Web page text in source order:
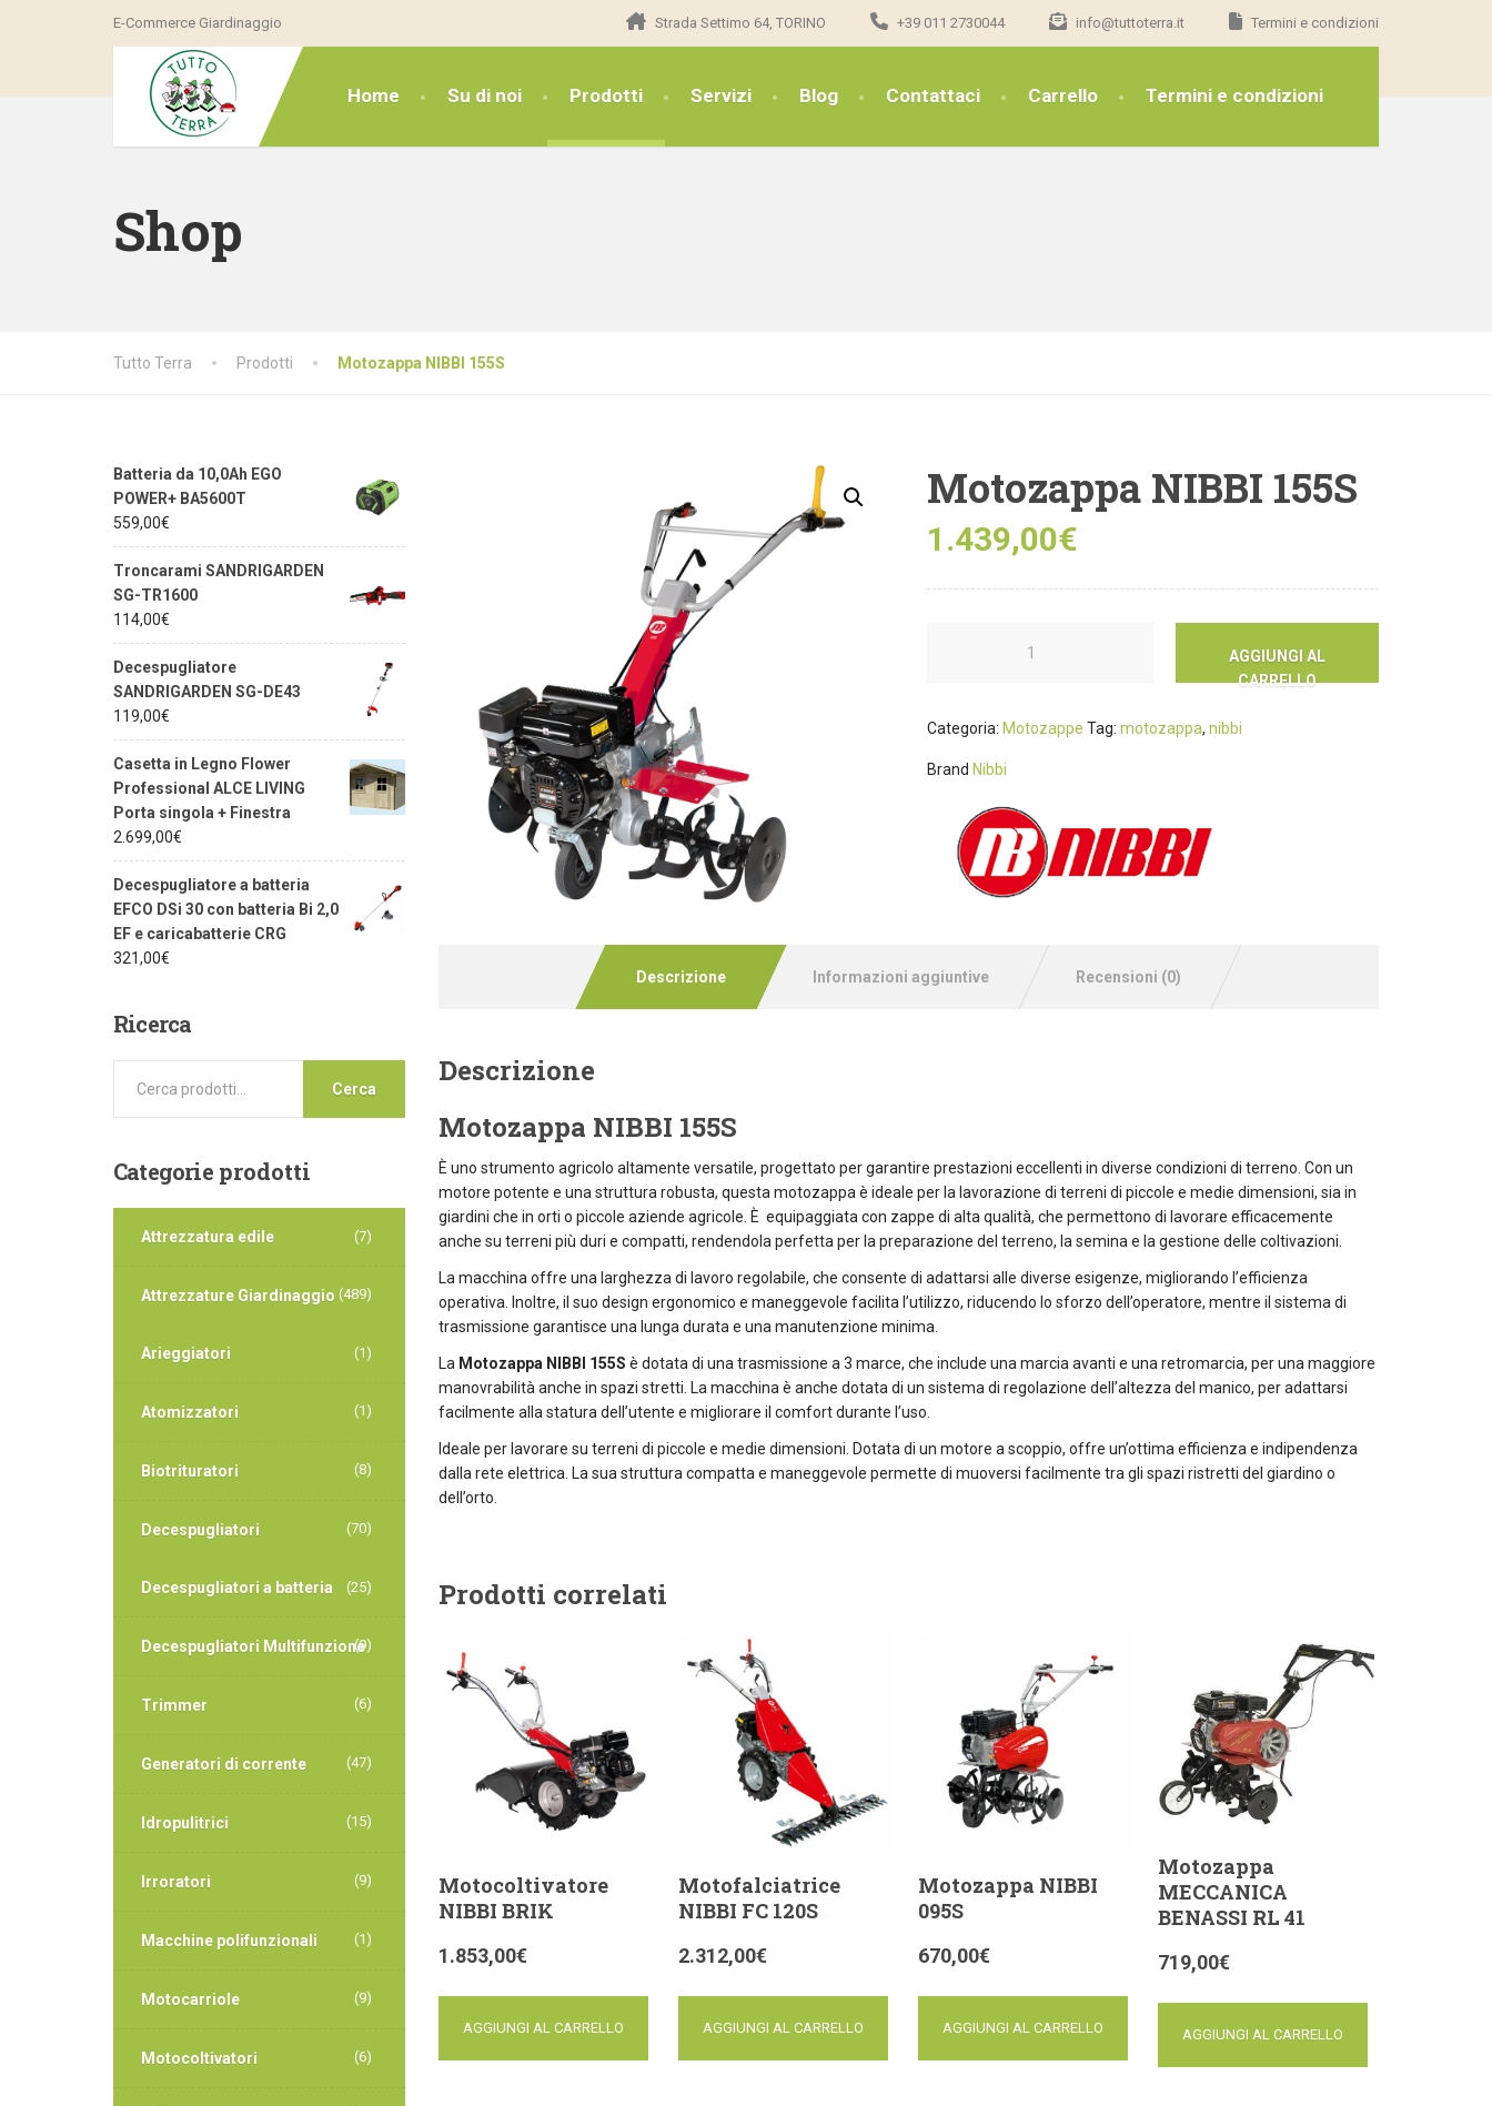
E-Commerce Giardinaggio Strada Settimo 64, TORINO +39 011 2730044 info@tuttoterra.it Termini e condizioni
Home Su di noi Prodotti Servizi Blog Contattaci Carrello Termini e condizioni
Shop
Tutto Terra Prodotti Motozappa NIBBI 155S
Motozappa NIBBI 155S
1.439,00€
AGGIUNGI AL
CARRELLO
Categoria: Motozappe Tag:motozappa,nibbi
Brand Nibbi
Descrizione Informazioni aggiuntive Recensioni (0)
Descrizione
Motozappa NIBBI 155S
È uno strumento agricolo altamente versatile, progettato per garantire prestazioni eccellenti in diverse condizioni di terreno. Con un
motore potente e una struttura robusta, questa motozappa è ideale per la lavorazione di terreni di piccole e medie dimensioni, sia in
giardini che in orti o piccole aziende agricole. È equipaggiata con zappe di alta qualità, che permettono di lavorare efficacemente
anche su terreni più duri e compatti, rendendola perfetta per la preparazione del terreno, la semina e la gestione delle coltivazioni.
La macchina offre una larghezza di lavoro regolabile, che consente di adattarsi alle diverse esigenze, migliorando l’efficienza
operativa. Inoltre, il suo design ergonomico e maneggevole facilita l’utilizzo, riducendo lo sforzo dell’operatore, mentre il sistema di
trasmissione garantisce una lunga durata e una manutenzione minima.
La Motozappa NIBBI 155S è dotata di una trasmissione a 3 marce, che include una marcia avanti e una retromarcia, per una maggiore
manovrabilità anche in spazi stretti. La macchina è anche dotata di un sistema di regolazione dell’altezza del manico, per adattarsi
facilmente alla statura dell’utente e migliorare il comfort durante l’uso.
Ideale per lavorare su terreni di piccole e medie dimensioni. Dotata di un motore a scoppio, offre un’ottima efficienza e indipendenza
dalla rete elettrica. La sua struttura compatta e maneggevole permette di muoversi facilmente tra gli spazi ristretti del giardino o
dell’orto.
Prodotti correlati
Motocoltivatore
NIBBI BRIK
1.853,00€
AGGIUNGI AL CARRELLO
Motofalciatrice
NIBBI FC 120S
2.312,00€
AGGIUNGI AL CARRELLO
Motozappa NIBBI
095S
670,00€
AGGIUNGI AL CARRELLO
Motozappa
MECCANICA
BENASSI RL 41
719,00€
AGGIUNGI AL CARRELLO
Batteria da 10,0Ah EGO
POWER+ BA5600T
559,00€
Troncarami SANDRIGARDEN
SG-TR1600
114,00€
Decespugliatore
SANDRIGARDEN SG-DE43
119,00€
Casetta in Legno Flower
Professional ALCE LIVING
Porta singola + Finestra
2.699,00€
Decespugliatore a batteria
EFCO DSi 30 con batteria Bi 2,0
EF e caricabatterie CRG
321,00€
Ricerca
Cerca
Categorieprodotti
Attrezzatura edile (7)
Attrezzature Giardinaggio (489)
Arieggiatori (1)
Atomizzatori (1)
Biotrituratori (8)
Decespugliatori (70)
Decespugliatori a batteria (25)
Decespugliatori Multifunzione
(9)
Trimmer (6)
Generatori di corrente (47)
Idropulitrici (15)
Irroratori (9)
Macchine polifunzionali (1)
Motocarriole (9)
Motocoltivatori (6)